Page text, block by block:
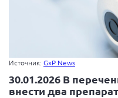
Источник: GxP News
30.01.2026 В
внести два